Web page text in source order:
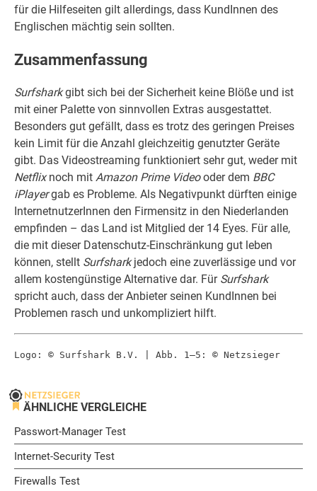
für die Hilfeseiten gilt allerdings, dass KundInnen des
Englischen mächtig sein sollten.
Zusammenfassung
Surfsharkgibt sich bei der Sicherheit keine Blöße und ist
mit einer Palette von sinnvollen Extras ausgestattet.
Besonders gut gefällt, dass es trotz des geringen Preises
kein Limit für die Anzahl gleichzeitig genutzter Geräte
gibt. Das Videostreaming funktioniert sehr gut, weder mit
Netflixnoch mit Amazon Prime Videooder dem BBC
iPlayergab es Probleme. Als Negativpunkt dürften einige
InternetnutzerInnen den Firmensitz in den Niederlanden
empfinden – das Land ist Mitglied der 14 Eyes. Für alle,
die mit dieser Datenschutz-Einschränkung gut leben
können, stellt Surfsharkjedoch eine zuverlässige und vor
allem kostengünstige Alternative dar. Für Surfshark
spricht auch, dass der Anbieter seinen KundInnen bei
Problemen rasch und unkompliziert hilft.
Logo: © Surfshark B.V. | Abb. 1–5: © Netzsieger
ÄHNLICHE VERGLEICHE
Passwort-Manager Test
Internet-Security Test
Firewalls Test